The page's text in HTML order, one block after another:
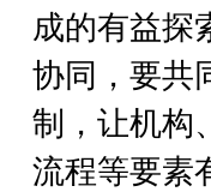
成的有益探
协同，要共
制，让机构
流程等要素